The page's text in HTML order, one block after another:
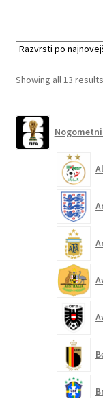
Showing all 13 results
Nogometni